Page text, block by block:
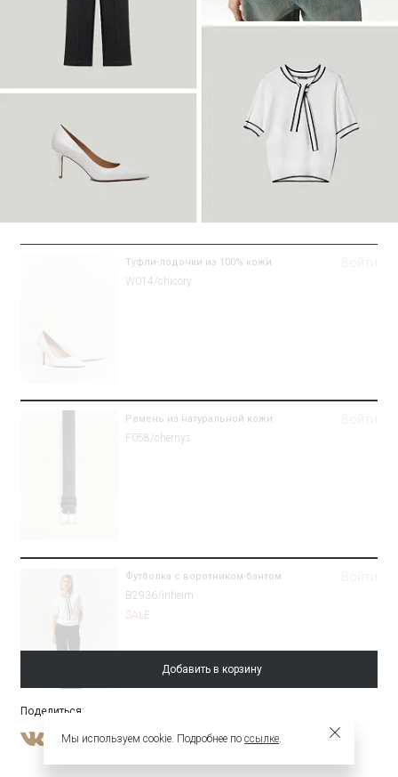
Туфли-лодочки из 100% кожи
W014/chicory
Войти
Ремень из натуральной кожи
F058/chernys
Войти
Футболка с воротником-бантом
B2936/inheim
SALE
Войти
Брюки зауженного кроя из костюмной
Брюки D001/aspect
Добавить в корзину
Поделиться:
Мы используем cookie. Подробнее по ссылке